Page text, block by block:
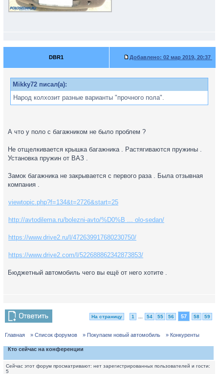
DBR1 Добавлено: 02 мар 2019, 20:37
Mikky72 писал(а):
Народ колхозит разные варианты "прочного пола".
А что у поло с багажником не было проблем ?
Не отщелкивается крышка багажника . Растягиваются пружины .
Установка пружин от ВАЗ .
Замок багажника не закрывается с первого раза . Была отзывная
компания .
viewtopic.php?f=134&t=2726&start=25
http://avtodilema.ru/bolezni-avto/%D0%B ... olo-sedan/
https://www.drive2.ru/l/472639917680230750/
https://www.drive2.com/l/522688862342873853/
Бюджетный автомобиль чего вы ещё от него хотите .
На страницу 1 54 55 56 57 58 59
Главная » Список форумов » Покупаем новый автомобиль » Конкуренты
Кто сейчас на конференции
Сейчас этот форум просматривают: нет зарегистрированных пользователей и гости:
5